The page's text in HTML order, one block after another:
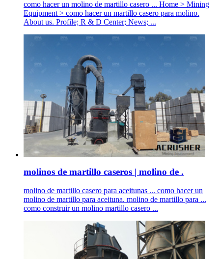
como hacer un molino de martillo casero ... Home > Mining
Equipment > como hacer un martillo casero para molino.
About us. Profile; R & D Center; News; ...
molinos de martillo caseros | molino de .
molino de martillo casero para aceitunas ... como hacer un
molino de martillo para aceituna. molino de martillo para ...
como construir un molino martillo casero ...